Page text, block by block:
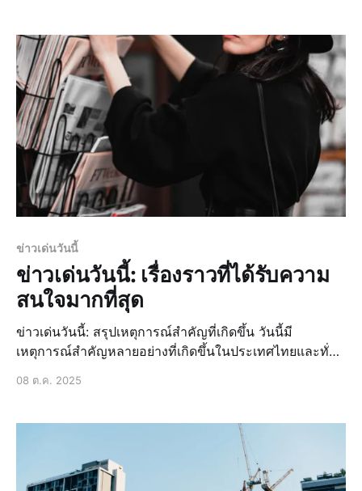
ข่าวเด่นวันนี้
ข่าวเด่นวันนี้: เรื่องราวที่ได้รับความ
สนใจมากที่สุด
ข่าวเด่นวันนี้: สรุปเหตุการณ์สำคัญที่เกิดขึ้น วันนี้มี
เหตุการณ์สำคัญหลายอย่างที่เกิดขึ้นในประเทศไทยและทั่ว
เป็นข่าวล่าสุดเกี่ยวกับการเมือง ข่าวด่วนเกี่ยวกับเหตุการณ์
08 ต.ค. 2025